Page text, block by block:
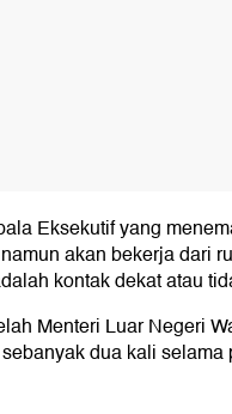
Eksekutif yang
akan bekerja dari
kontak dekat atau
Menteri Luar Negeri
dua kali selama